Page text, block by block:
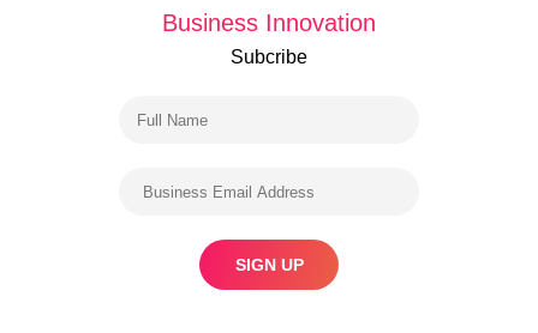
Business Innovation
Subcribe